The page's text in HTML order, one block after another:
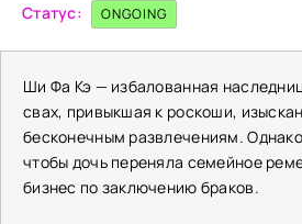
Статус: ONGOING
Ши Фа Кэ — избалованная
свах, привыкшая к роскоши,
бесконечным развлечениям.
чтобы дочь переняла семейное
бизнес по заключению браков.